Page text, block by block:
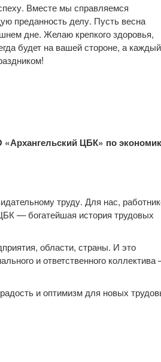
Вместе мы справляемся
преданность делу. Пусть весна
дне. Желаю крепкого здоровья,
будет на вашей стороне, а каждый
ЦБК» по
труду. Для нас,
— богатейшая история трудовых
области, страны. И это
и ответственного
и оптимизм для новых